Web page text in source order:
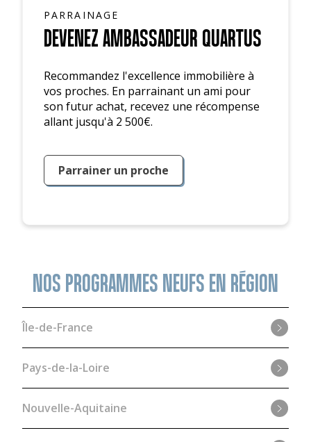
PARRAINAGE
DEVENEZ AMBASSADEUR QUARTUS
Recommandez l'excellence immobilière à
vos proches. En parrainant un ami pour
son futur achat, recevez une récompense
allant jusqu'à 2 500€.
Parrainer un proche
NOS PROGRAMMES NEUFS EN RÉGION
Île-de-France
Pays-de-la-Loire
Nouvelle-Aquitaine